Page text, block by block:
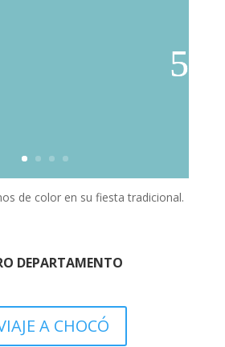
de color en su fiesta tradicional.
DEPARTAMENTO
A CHOCÓ